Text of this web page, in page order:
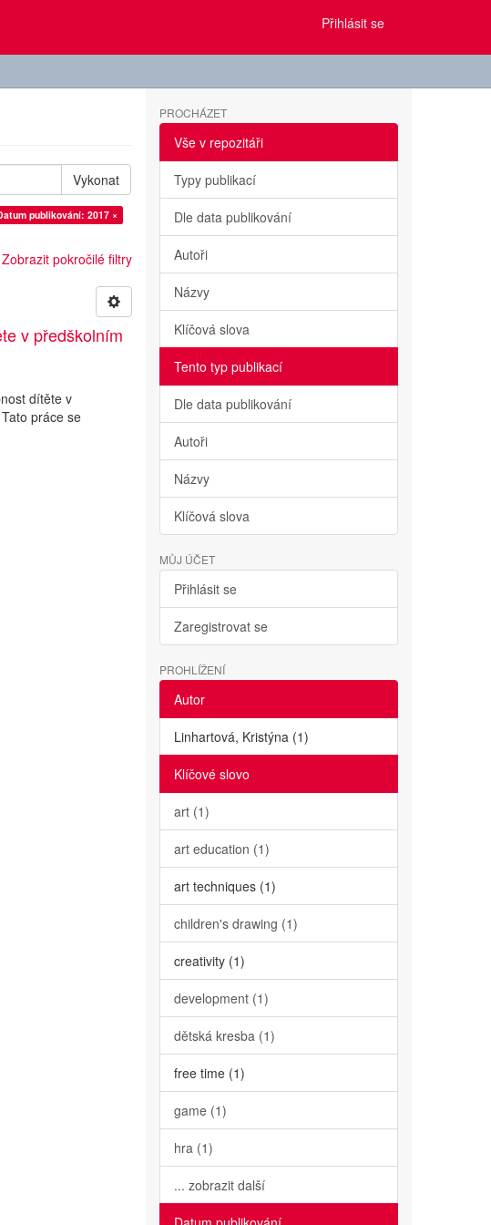
Přihlásit se
Vykonat
publikování: 2017 ×
Zobrazit pokročilé filtry
v předškolním
dítěte v
práce se
PROCHÁZET
Vše v repozitáři
Typy publikací
Dle data publikování
Autoři
Názvy
Klíčová slova
Tento typ publikací
Dle data publikování
Autoři
Názvy
Klíčová slova
MŮJ ÚČET
Přihlásit se
Zaregistrovat se
PROHLÍŽENÍ
Autor
Linhartová, Kristýna (1)
Klíčové slovo
art (1)
art education (1)
art techniques (1)
children's drawing (1)
creativity (1)
development (1)
dětská kresba (1)
free time (1)
game (1)
hra (1)
... zobrazit další